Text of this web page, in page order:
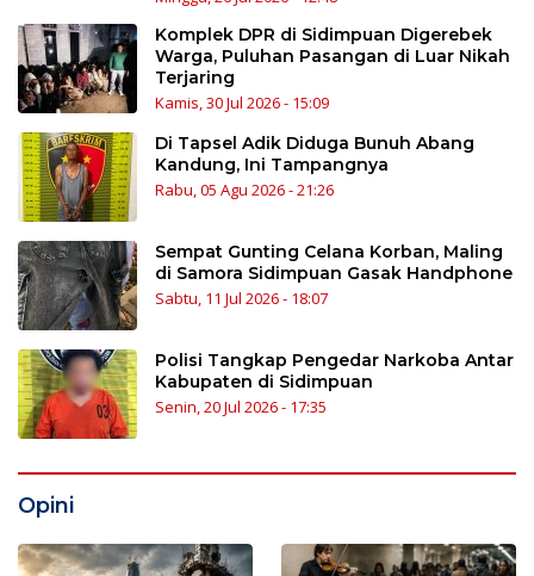
Komplek DPR di Sidimpuan Digerebek
Warga, Puluhan Pasangan di Luar Nikah
Terjaring
Kamis, 30 Jul 2026 - 15:09
Di Tapsel Adik Diduga Bunuh Abang
Kandung, Ini Tampangnya
Rabu, 05 Agu 2026 - 21:26
Sempat Gunting Celana Korban, Maling
di Samora Sidimpuan Gasak Handphone
Sabtu, 11 Jul 2026 - 18:07
Polisi Tangkap Pengedar Narkoba Antar
Kabupaten di Sidimpuan
Senin, 20 Jul 2026 - 17:35
Opini